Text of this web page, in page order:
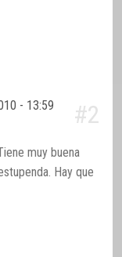
- 13:59 #2
muy buena
Hay que